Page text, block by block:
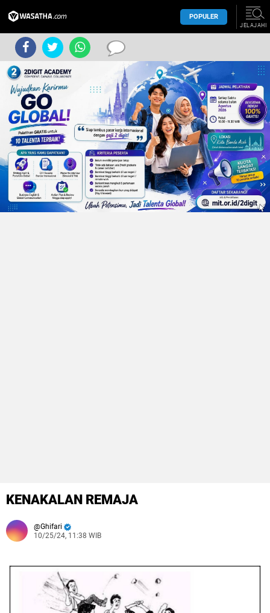
POPULER
JELAJAHI
KENAKALAN REMAJA
Ghifari
10/25/24, 11:38 WIB